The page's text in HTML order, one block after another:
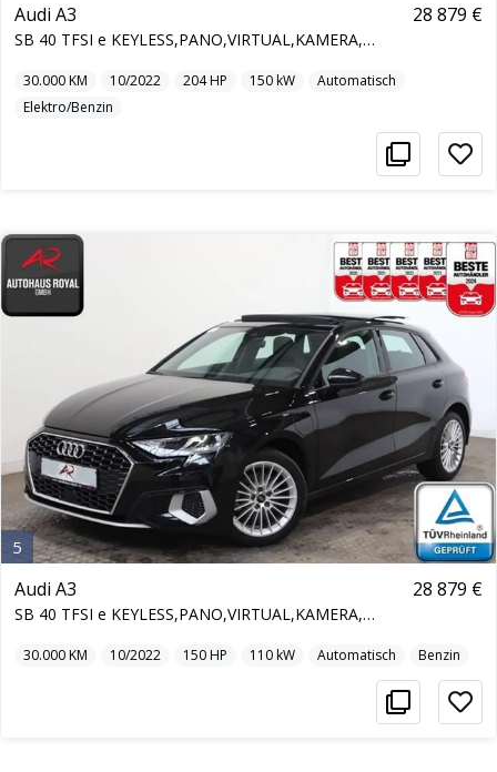
Audi A3
SB 40 TFSI e KEYLESS,PANO,VIRTUAL,KAMERA,NAVI
28 879 €
30.000KM 10/2022 204HP 150kW
Automatisch
Elektro/Benzin
5
Audi A3
SB 40 TFSI e KEYLESS,PANO,VIRTUAL,KAMERA,NAVI
28 879 €
30.000KM 10/2022 150HP 110kW Automatisch Benzin